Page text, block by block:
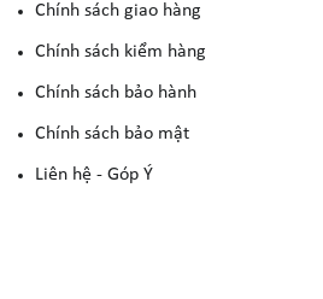
Chính sách giao hàng
Chính sách kiểm hàng
Chính sách bảo hành
Chính sách bảo mật
Liên hệ - Góp Ý